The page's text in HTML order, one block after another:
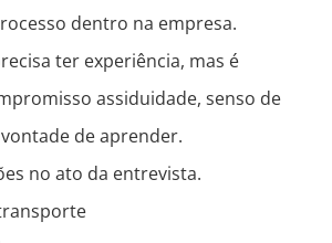
dentro na empresa.
ter experiência, mas é
assiduidade, senso de
de aprender.
no ato da entrevista.